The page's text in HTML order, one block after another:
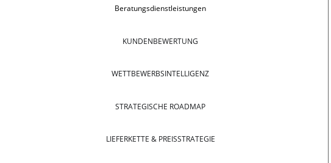
Beratungsdienstleistungen
KUNDENBEWERTUNG
WETTBEWERBSINTELLIGENZ
STRATEGISCHE ROADMAP
LIEFERKETTE & PREISSTRATEGIE